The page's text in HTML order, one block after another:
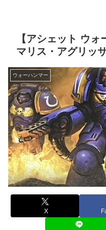
【アシェット ウ
マリス・アグリッ
ウォーハンマー
X